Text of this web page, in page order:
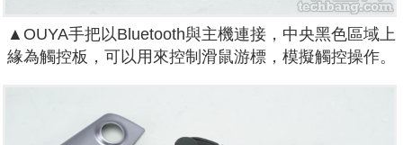
▲OUYA手把以Bluetooth與主機連接，中央黑色區域上
緣為觸控板，可以用來控制滑鼠游標，模擬觸控操作。